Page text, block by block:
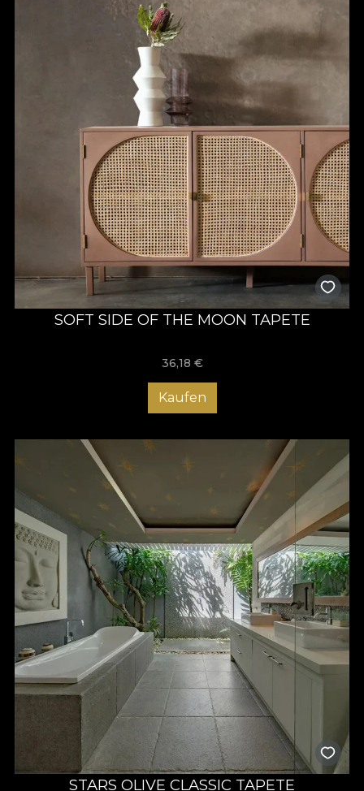
SOFT SIDE OF THE MOON TAPETE
36,18 €
Kaufen
STARS OLIVE CLASSIC TAPETE